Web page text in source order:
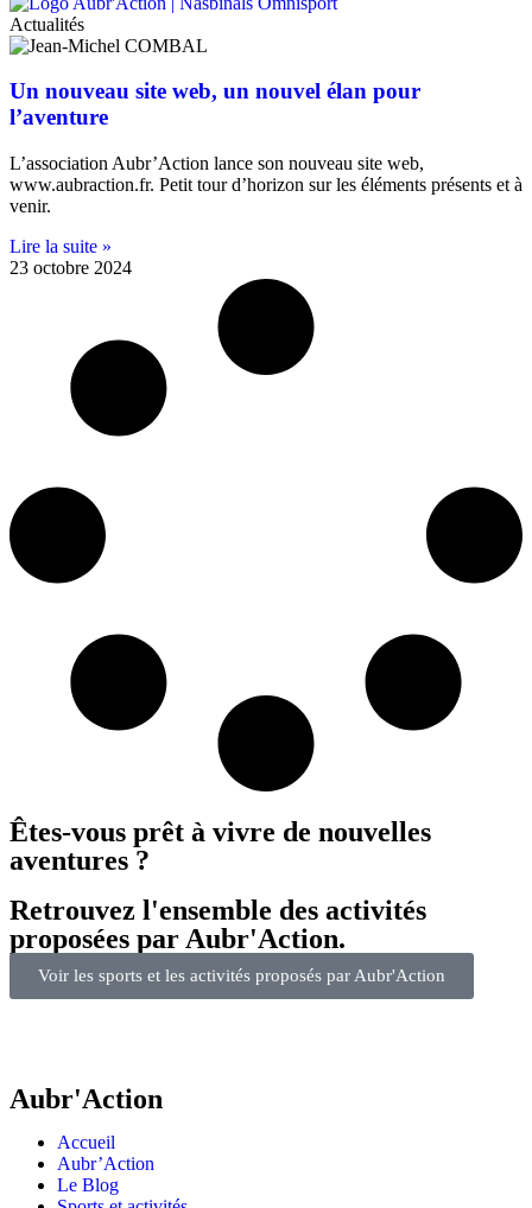
Actualités
Un nouveau site web, un nouvel élan pour
l’aventure
L’association Aubr’Action lance son nouveau site web,
www.aubraction.fr. Petit tour d’horizon sur les éléments présents et à
venir.
Lire la suite »
23 octobre 2024
Êtes-vous prêt à vivre de nouvelles
aventures ?
Retrouvez l'ensemble des activités
proposées par Aubr'Action.
Voir les sports et les activités proposés par Aubr'Action
Aubr'Action
Accueil
Aubr’Action
Le Blog